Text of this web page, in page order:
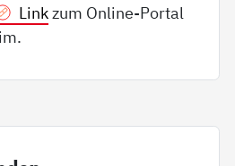
Linkzum Online-Portal